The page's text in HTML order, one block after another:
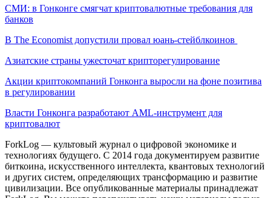
СМИ: в Гонконге смягчат криптовалютные требования для
банков
В The Economist допустили провал юань-стейблкоинов
Азиатские страны ужесточат крипторегулирование
Акции криптокомпаний Гонконга выросли на фоне позитива
в регулировании
Власти Гонконга разработают AML-инструмент для
криптовалют
ForkLog — культовый журнал о цифровой экономике и
технологиях будущего. С 2014 года документируем развитие
биткоина, искусственного интеллекта, квантовых технологий
и других систем, определяющих трансформацию и развитие
цивилизации. Все опубликованные материалы принадлежат